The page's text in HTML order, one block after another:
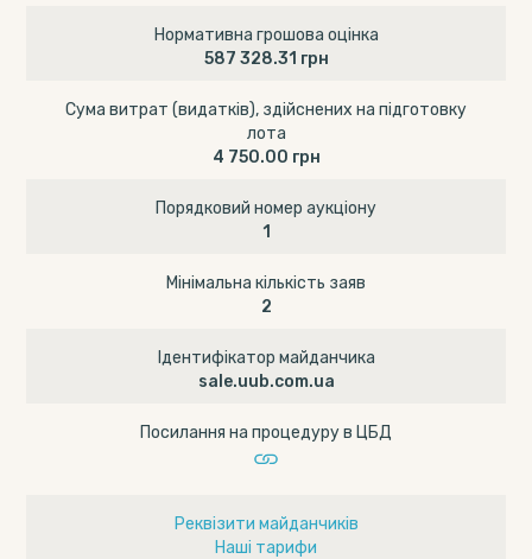
Нормативна грошова оцінка
587 328.31 грн
Сума витрат (видатків), здійснених на підготовку
лота
4 750.00 грн
Порядковий номер аукціону
1
Мінімальна кількість заяв
2
Ідентифікатор майданчика
sale.uub.com.ua
Посилання на процедуру в ЦБД
Реквізити майданчиків
Наші тарифи